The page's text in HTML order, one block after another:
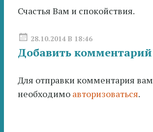
Счастья Вам и спокойствия.
28.10.2014 В 18:46
Добавить комментарий
Для отправки комментария вам
необходимо авторизоваться.